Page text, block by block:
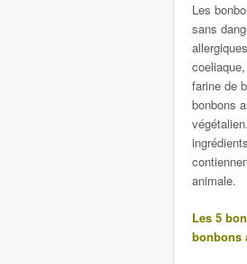
Les
sans
farine de
bonbons
animale.
Les 5
bonbons